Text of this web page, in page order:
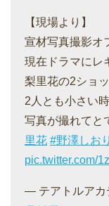
【現場より】
宣材写真撮影オ
現在ドラマにレ
梨里花の2ショ
2人とも小さい
写真が撮れてと
里花 #野澤しおり
pic.twitter.com/
— テアトルアカ